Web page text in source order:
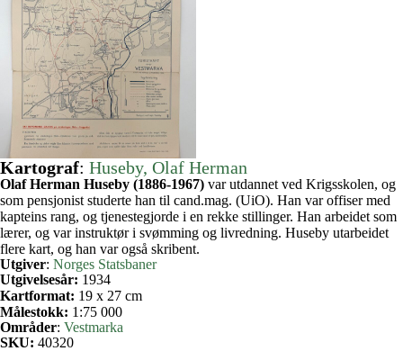
Kartograf: Huseby, Olaf Herman
Olaf Herman Huseby (1886-1967) var utdannet ved Krigsskolen, og
som pensjonist studerte han til cand.mag. (UiO). Han var offiser med
kapteins rang, og tjenestegjorde i en rekke stillinger. Han arbeidet som
lærer, og var instruktør i svømming og livredning. Huseby utarbeidet
flere kart, og han var også skribent.
Utgiver: Norges Statsbaner
Utgivelsesår: 1934
Kartformat: 19 x 27 cm
Målestokk: 1:75 000
Områder: Vestmarka
SKU: 40320